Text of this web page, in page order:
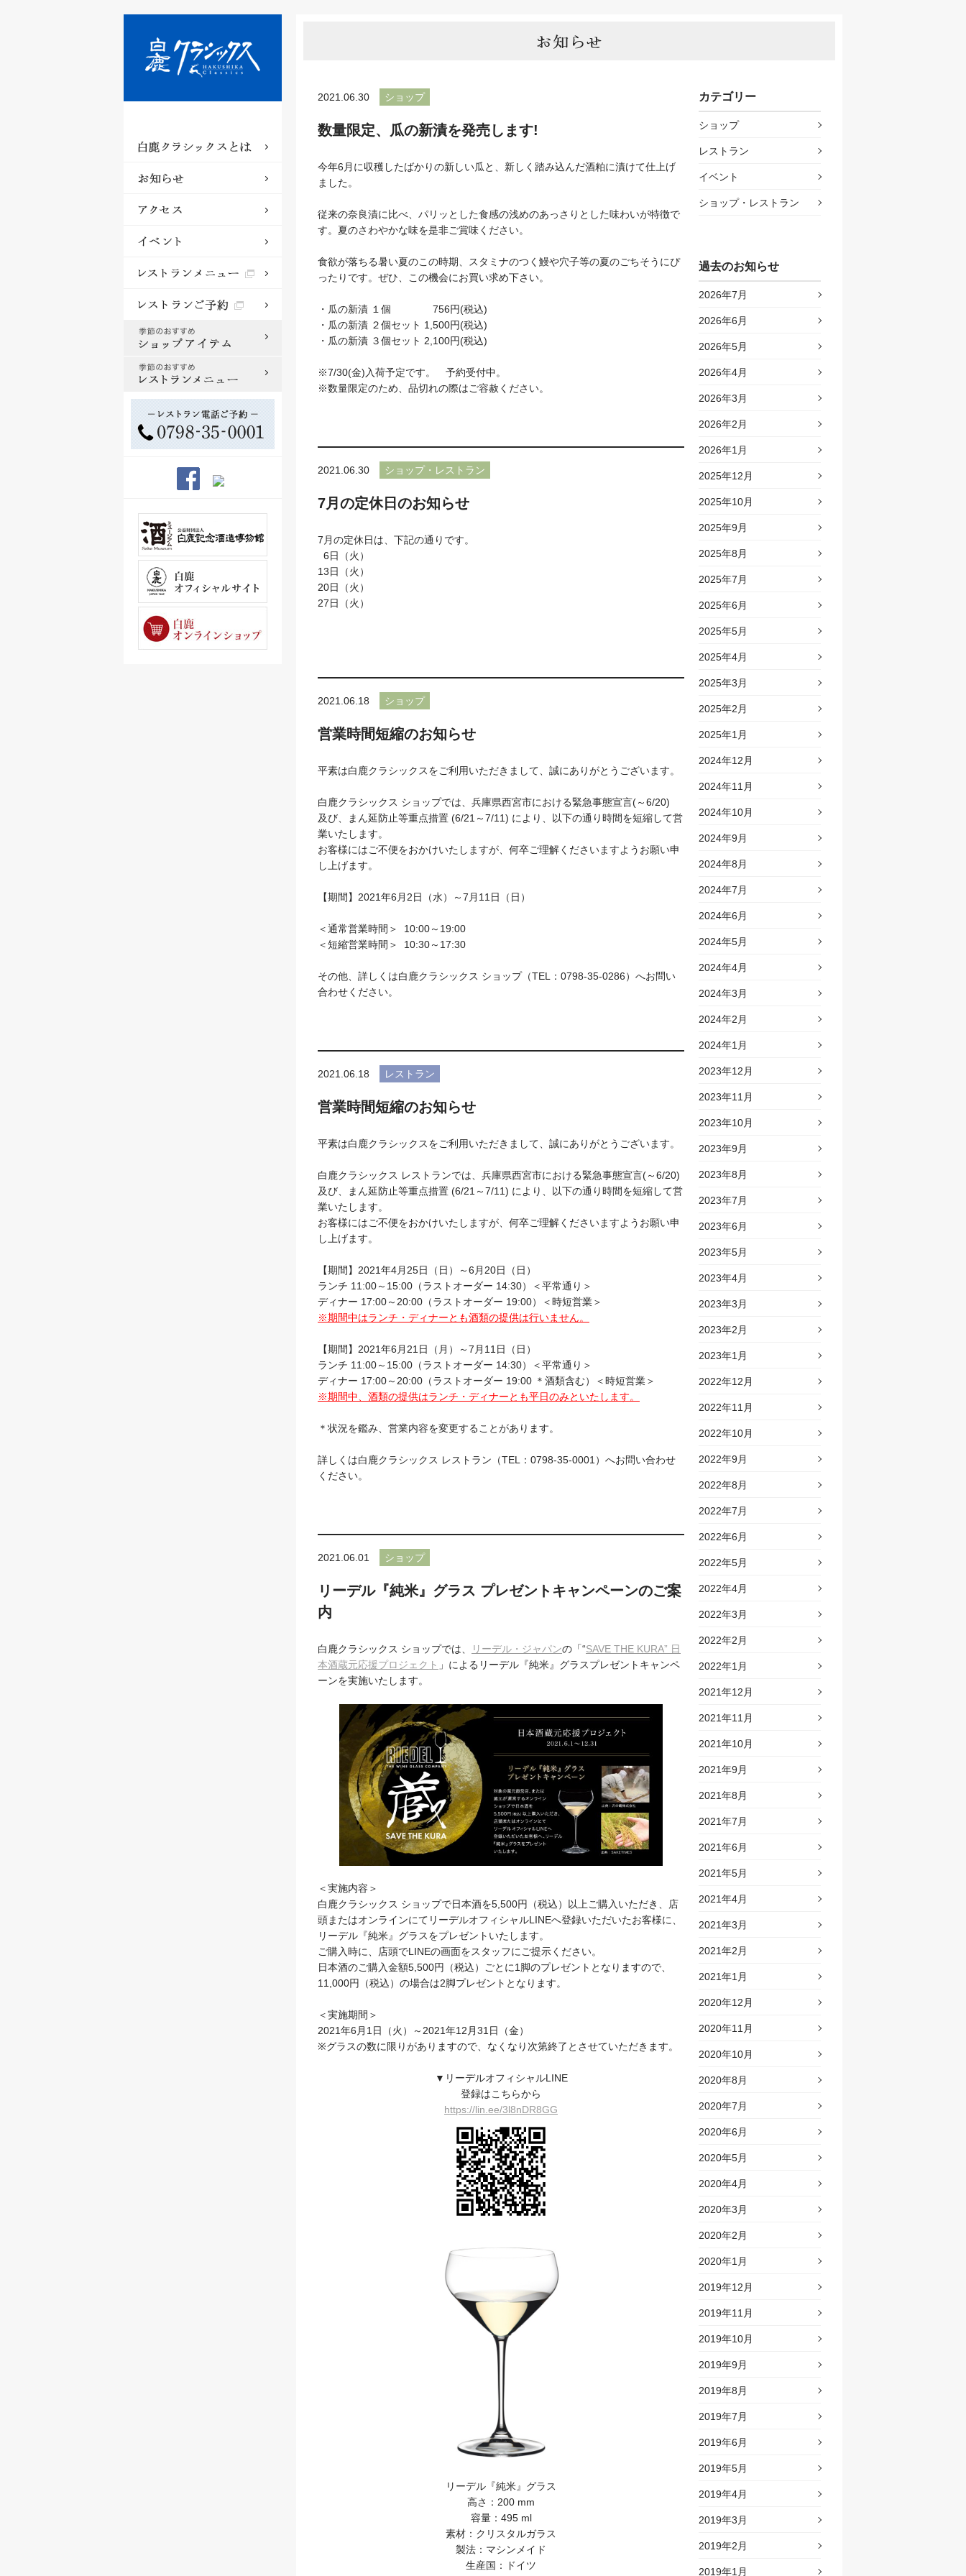
2021.06.30 ショップ
数量限定、瓜の新漬を発売します!
今年6月に収穫したばかりの新しい瓜と、新しく踏み込んだ酒粕に漬けて仕上げ
ました。
従来の奈良漬に比べ、パリッとした食感の浅めのあっさりとした味わいが特徴で
す。夏のさわやかな味を是非ご賞味ください。
食欲が落ちる暑い夏のこの時期、スタミナのつく鰻や穴子等の夏のごちそうにぴ
ったりです。ぜひ、この機会にお買い求め下さい。
・瓜の新漬 １個 756円(税込)
・瓜の新漬 ２個セット 1,500円(税込)
・瓜の新漬 ３個セット 2,100円(税込)
※7/30(金)入荷予定です。 予約受付中。
※数量限定のため、品切れの際はご容赦ください。
2021.06.30 ショップ・レストラン
7月の定休日のお知らせ
7月の定休日は、下記の通りです。
6日（火）
13日（火）
20日（火）
27日（火）
2021.06.18 ショップ
営業時間短縮のお知らせ
平素は白鹿クラシックスをご利用いただきまして、誠にありがとうございます。
白鹿クラシックス ショップでは、兵庫県西宮市における緊急事態宣言(～6/20)
及び、まん延防止等重点措置 (6/21～7/11) により、以下の通り時間を短縮して営
業いたします。
お客様にはご不便をおかけいたしますが、何卒ご理解くださいますようお願い申
し上げます。
【期間】2021年6月2日（水）～7月11日（日）
＜通常営業時間＞ 10:00～19:00
＜短縮営業時間＞ 10:30～17:30
その他、詳しくは白鹿クラシックス ショップ（TEL：0798-35-0286）へお問い
合わせください。
2021.06.18 レストラン
営業時間短縮のお知らせ
平素は白鹿クラシックスをご利用いただきまして、誠にありがとうございます。
白鹿クラシックス レストランでは、兵庫県西宮市における緊急事態宣言(～6/20)
及び、まん延防止等重点措置 (6/21～7/11) により、以下の通り時間を短縮して営
業いたします。
お客様にはご不便をおかけいたしますが、何卒ご理解くださいますようお願い申
し上げます。
【期間】2021年4月25日（日）～6月20日（日）
ランチ 11:00～15:00（ラストオーダー 14:30）＜平常通り＞
ディナー 17:00～20:00（ラストオーダー 19:00）＜時短営業＞
※期間中はランチ・ディナーとも酒類の提供は行いません。
【期間】2021年6月21日（月）～7月11日（日）
ランチ 11:00～15:00（ラストオーダー 14:30）＜平常通り＞
ディナー 17:00～20:00（ラストオーダー 19:00 ＊酒類含む）＜時短営業＞
※期間中、酒類の提供はランチ・ディナーとも平日のみといたします。
＊状況を鑑み、営業内容を変更することがあります。
詳しくは白鹿クラシックス レストラン（TEL：0798-35-0001）へお問い合わせ
ください。
2021.06.01 ショップ
リーデル『純米』グラス プレゼントキャンペーンのご案
内
白鹿クラシックス ショップでは、 リーデル・ジャパンの「“SAVE THE KURA” ⽇
本酒蔵元応援プロジェクト 」によるリーデル『純米』グラスプレゼントキャンペ
ーンを実施いたします。
＜実施内容＞
白鹿クラシックス ショップで日本酒を5,500円（税込）以上ご購入いただき、店
頭またはオンラインにてリーデルオフィシャルLINEへ登録いただいたお客様に、
リーデル『純米』グラスをプレゼントいたします。
ご購入時に、店頭でLINEの画面をスタッフにご提示ください。
日本酒のご購入金額5,500円（税込）ごとに1脚のプレゼントとなりますので、
11,000円（税込）の場合は2脚プレゼントとなります。
＜実施期間＞
2021年6月1日（火）～2021年12月31日（金）
※グラスの数に限りがありますので、なくなり次第終了とさせていただきます。
▼リーデルオフィシャルLINE
登録はこちらから
https://lin.ee/3l8nDR8GG
リーデル『純米』グラス
高さ：200 mm
容量：495 ml
素材：クリスタルガラス
製法：マシンメイド
生産国：ドイツ
カテゴリー
ショップ
レストラン
イベント
ショップ・レストラン
過去のお知らせ
2026年7月
2026年6月
2026年5月
2026年4月
2026年3月
2026年2月
2026年1月
2025年12月
2025年10月
2025年9月
2025年8月
2025年7月
2025年6月
2025年5月
2025年4月
2025年3月
2025年2月
2025年1月
2024年12月
2024年11月
2024年10月
2024年9月
2024年8月
2024年7月
2024年6月
2024年5月
2024年4月
2024年3月
2024年2月
2024年1月
2023年12月
2023年11月
2023年10月
2023年9月
2023年8月
2023年7月
2023年6月
2023年5月
2023年4月
2023年3月
2023年2月
2023年1月
2022年12月
2022年11月
2022年10月
2022年9月
2022年8月
2022年7月
2022年6月
2022年5月
2022年4月
2022年3月
2022年2月
2022年1月
2021年12月
2021年11月
2021年10月
2021年9月
2021年8月
2021年7月
2021年6月
2021年5月
2021年4月
2021年3月
2021年2月
2021年1月
2020年12月
2020年11月
2020年10月
2020年8月
2020年7月
2020年6月
2020年5月
2020年4月
2020年3月
2020年2月
2020年1月
2019年12月
2019年11月
2019年10月
2019年9月
2019年8月
2019年7月
2019年6月
2019年5月
2019年4月
2019年3月
2019年2月
2019年1月